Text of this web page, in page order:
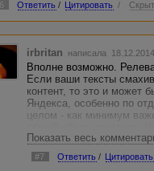
Ответить / Цитировать /
irbritan написала
Вполне возможно.
Если ваши тексты
контент, то это и может
Яндекса, особенно по
целом - как минимум
контента, тем больше
Забудьте все
было интересно.
Показать весь
#7 Ответить / Цитировать